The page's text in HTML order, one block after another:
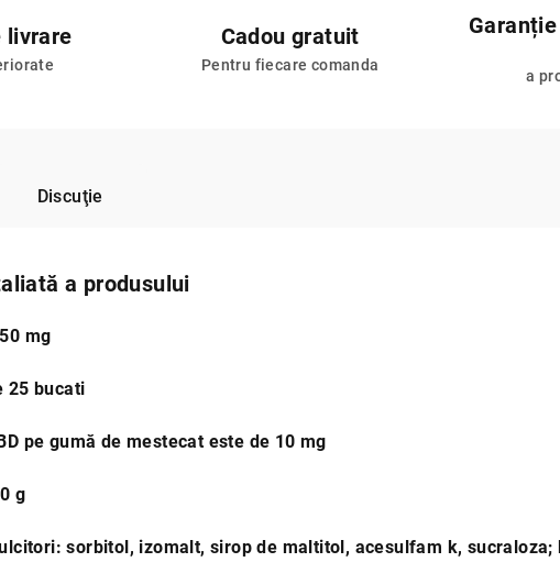
livrare Cadou gratuit
Pentru fiecare comanda
a
Discuţie
a produsului
mg
25 bucati
pe gumă de mestecat este de 10 mg
g
sorbitol, izomalt, sirop de maltitol, acesulfam k,